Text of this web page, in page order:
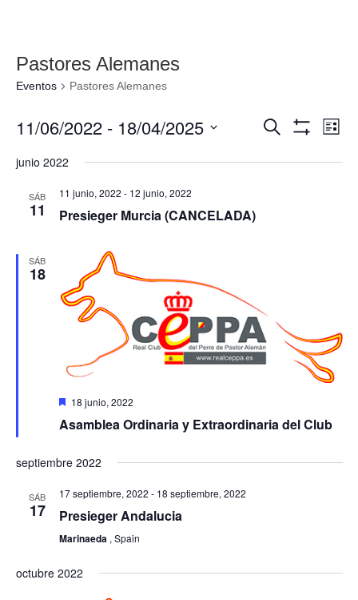
Pastores Alemanes
Eventos Pastores Alemanes
búsqueda
Buscar
de
Lista
11/06/2022 - 18/04/2025
fecha.
junio 2022
SÁB
11
11 junio, 2022 - 12 junio, 2022
Presieger Murcia (CANCELADA)
SÁB
18
Destacado
18 junio, 2022
Asamblea Ordinaria y Extraordinaria del Club
septiembre 2022
SÁB
17
17 septiembre, 2022 - 18 septiembre, 2022
Presieger Andalucia
Marinaeda , Spain
octubre 2022